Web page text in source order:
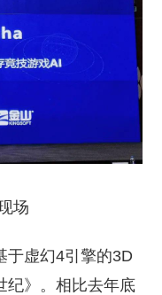
场
于虚幻4引擎的3D
纪》。相比去年底